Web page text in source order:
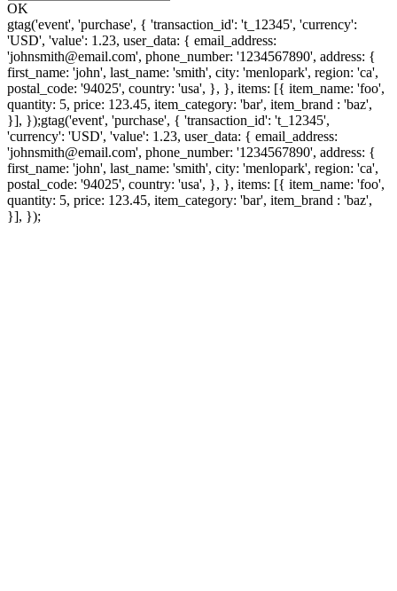
OK
gtag('event', 'purchase', { 'transaction_id': 't_12345', 'currency':
'USD', 'value': 1.23, user_data: { email_address:
'johnsmith@email.com', phone_number: '1234567890', address: {
first_name: 'john', last_name: 'smith', city: 'menlopark', region: 'ca',
postal_code: '94025', country: 'usa', }, }, items: [{ item_name: 'foo',
quantity: 5, price: 123.45, item_category: 'bar', item_brand : 'baz',
}], });gtag('event', 'purchase', { 'transaction_id': 't_12345',
'currency': 'USD', 'value': 1.23, user_data: { email_address:
'johnsmith@email.com', phone_number: '1234567890', address: {
first_name: 'john', last_name: 'smith', city: 'menlopark', region: 'ca',
postal_code: '94025', country: 'usa', }, }, items: [{ item_name: 'foo',
quantity: 5, price: 123.45, item_category: 'bar', item_brand : 'baz',
}], });